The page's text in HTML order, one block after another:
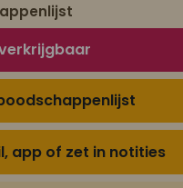
app of zet in notities